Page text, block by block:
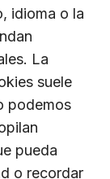
idioma o la
La
suele
podemos
pueda
o recordar